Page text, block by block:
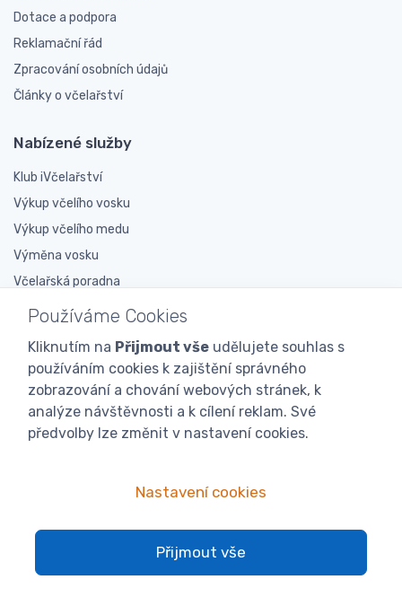
Dotace a podpora
Reklamační řád
Zpracování osobních údajů
Články o včelařství
Nabízené služby
Klub iVčelařství
Výkup včelího vosku
Výkup včelího medu
Výměna vosku
Včelařská poradna
Ke stažení ZDARMA
O nás
O nás
Včelařské prodejny
Novinky
Používáme Cookies
Kliknutím na Přijmout vše udělujete souhlas s
používáním cookies k zajištění správného
zobrazování a chování webových stránek, k
analýze návštěvnosti a k cílení reklam. Své
předvolby lze změnit v nastavení cookies.
Nastavení cookies
Přijmout vše